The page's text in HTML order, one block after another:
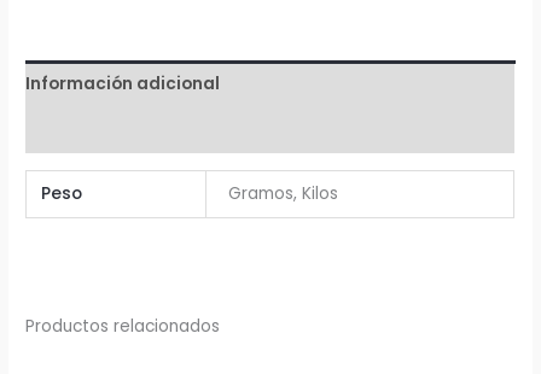
Información adicional
Peso Gramos, Kilos
Productos relacionados